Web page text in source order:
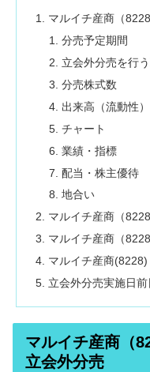
マルイチ産商（
分売予定期間
立会外分売を行
分売株式数
出来高（流動性）
チャート
業績・指標
配当・株主優待
地合い
マルイチ産商（
マルイチ産商（
マルイチ産商
立会外分売実施日
マルイチ産商（
立会外分売